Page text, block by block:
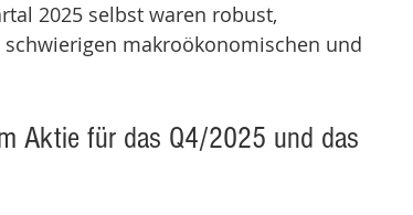
2025 selbst waren robust,
makroökonomischen und
Aktie für das Q4/2025 und das